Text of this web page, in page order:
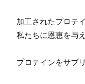
加工されたプロテ
私たちに恩恵を与
プロテインをサプ